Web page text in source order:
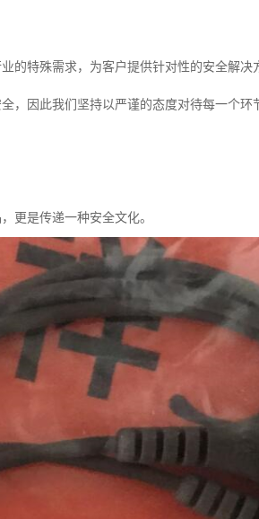
的特殊需求，为客户提供针对性的安全解决
，因此我们坚持以严谨的态度对待每一个环
更是传递一种安全文化。